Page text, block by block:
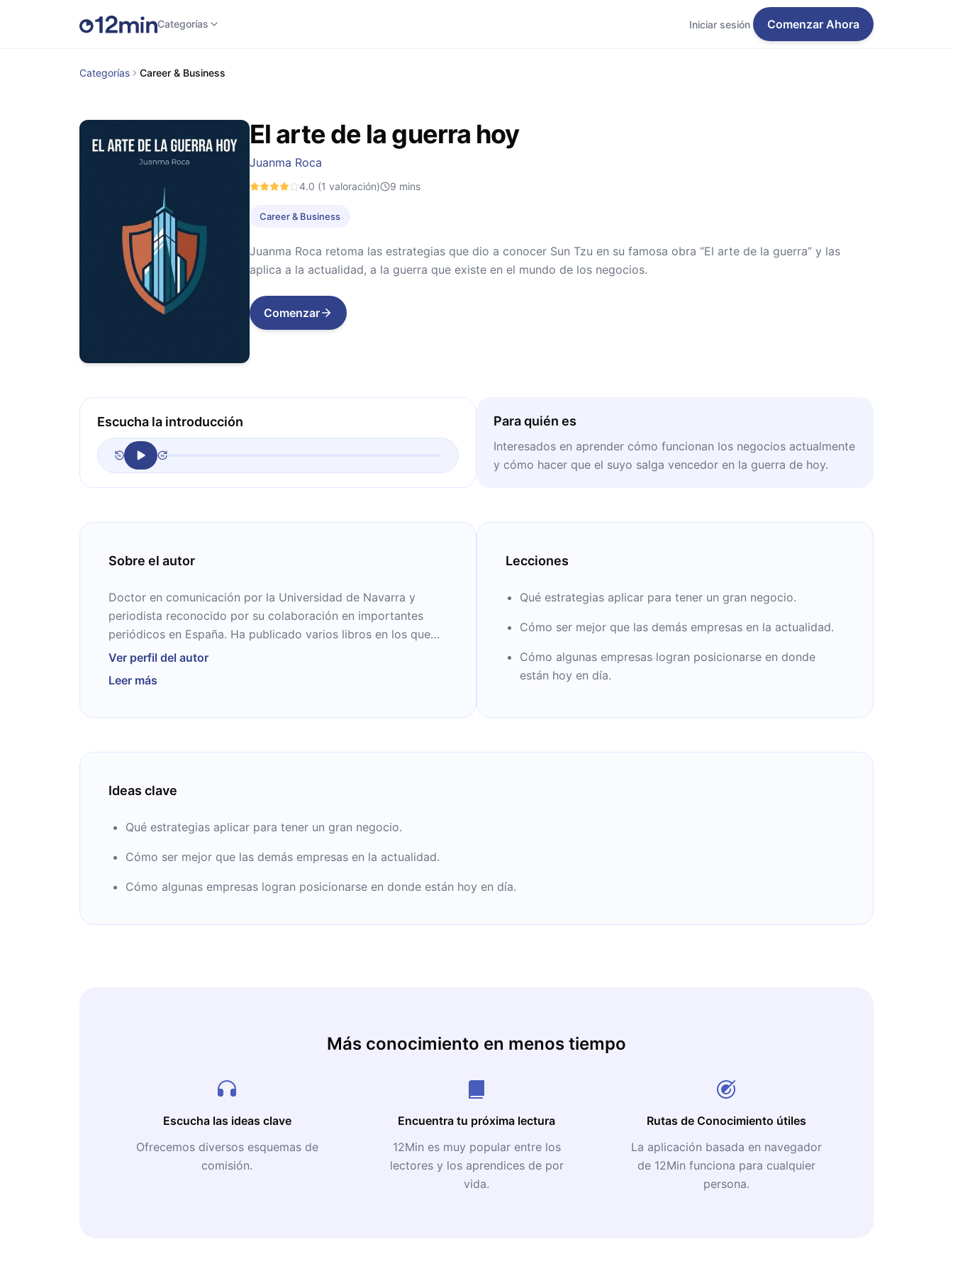
Categorías Iniciar sesión Comenzar Ahora
Categorías Career & Business
El arte de la guerra hoy
Juanma Roca
4.0 (1 valoración) 9 mins
Career & Business
Juanma Roca retoma las estrategias que dio a conocer Sun Tzu en su famosa obra “El arte de la guerra” y las
aplica a la actualidad, a la guerra que existe en el mundo de los negocios.
Comenzar
Escucha la introducción Para quién es
Interesados en aprender cómo funcionan los negocios actualmente
y cómo hacer que el suyo salga vencedor en la guerra de hoy.
Sobre el autor
Doctor en comunicación por la Universidad de Navarra y
periodista reconocido por su colaboración en importantes
periódicos en España. Ha publicado varios libros en los que
retoma obras clásicas para aplicarlas a temas de actualidad.
Ver perfil del autor
Leer más
Lecciones
Qué estrategias aplicar para tener un gran negocio.
Cómo ser mejor que las demás empresas en la actualidad.
Cómo algunas empresas logran posicionarse en donde
están hoy en día.
Ideas clave
Qué estrategias aplicar para tener un gran negocio.
Cómo ser mejor que las demás empresas en la actualidad.
Cómo algunas empresas logran posicionarse en donde están hoy en día.
Más conocimiento en menos tiempo
Escucha las ideas clave
Ofrecemos diversos esquemas de
comisión.
Encuentra tu próxima lectura
12Min es muy popular entre los
lectores y los aprendices de por
vida.
Rutas de Conocimiento útiles
La aplicación basada en navegador
de 12Min funciona para cualquier
persona.